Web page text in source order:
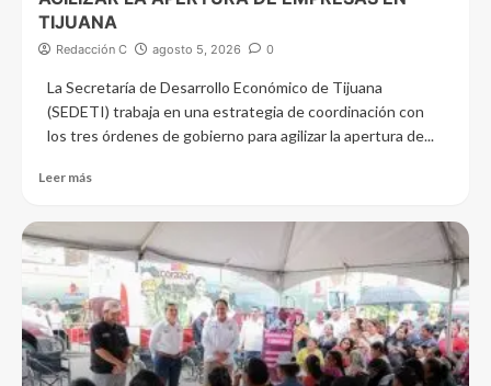
TIJUANA
Redacción C agosto 5, 2026 0
La Secretaría de Desarrollo Económico de Tijuana
(SEDETI) trabaja en una estrategia de coordinación con
los tres órdenes de gobierno para agilizar la apertura de...
Leer más